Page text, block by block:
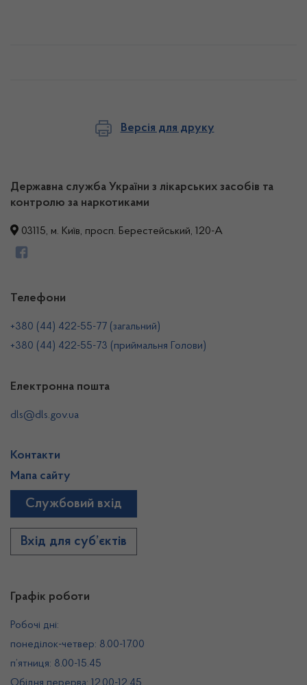
Версія для друку
Державна служба України з лікарських засобів та
контролю за наркотиками
03115, м. Київ, просп. Берестейський, 120-А
Графік роботи
Робочі дні:
понеділок-четвер: 8.00-17.00
п’ятниця: 8.00-15.45
Телефони
+380 (44) 422-55-77 (загальний)
+380 (44) 422-55-73 (приймальня Голови)
Електронна пошта
dls@dls.gov.ua
Контакти
Мапа сайту
Службовий вхід
Вхід для суб’єктів